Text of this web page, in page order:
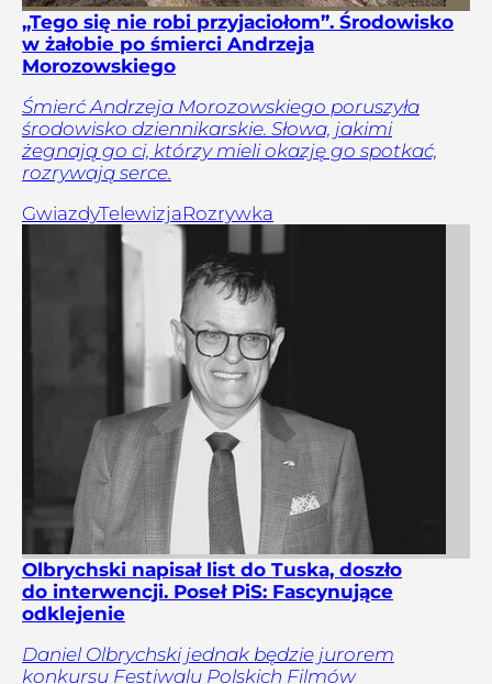
„Tego się nie robi przyjaciołom”. Środowisko
w żałobie po śmierci Andrzeja
Morozowskiego
Śmierć Andrzeja Morozowskiego poruszyła
środowisko dziennikarskie. Słowa, jakimi
żegnają go ci, którzy mieli okazję go spotkać,
rozrywają serce.
GwiazdyTelewizjaRozrywka
Olbrychski napisał list do Tuska, doszło
do interwencji. Poseł PiS: Fascynujące
odklejenie
Daniel Olbrychski jednak będzie jurorem
konkursu Festiwalu Polskich Filmów